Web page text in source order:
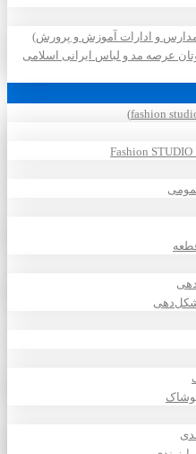
مدارس و ادارات آموزش و پرورش)
عرصه مد و لباس ایرانی اسلامی
شکل‌دهی
پوشاک